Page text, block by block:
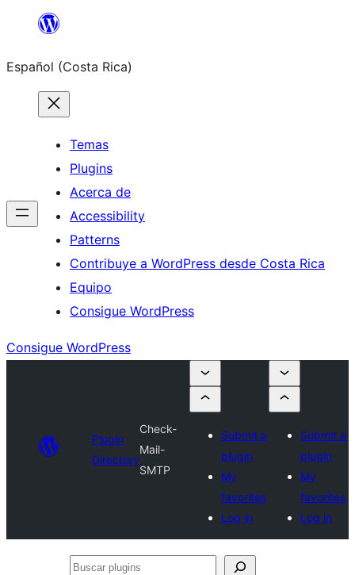
Saltar
contenido
Español (Costa Rica)
Temas
Plugins
Acerca de
Accessibility
Patterns
Contribuye a WordPress desde Costa Rica
Equipo
Consigue WordPress
Consigue WordPress
Plugin
Directory
Check-
Mail-
SMTP
Submit a
plugin
My
favorites
Log in
Submit a
plugin
My
favorites
Log in
Buscar